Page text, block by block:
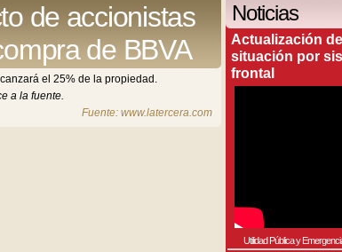
de accionistas
de BBVA
el 25% de la propiedad.
a la fuente.
Fuente: www.latercera.com
Noticias
Actualización
situación por
frontal
Utilidad Pública y